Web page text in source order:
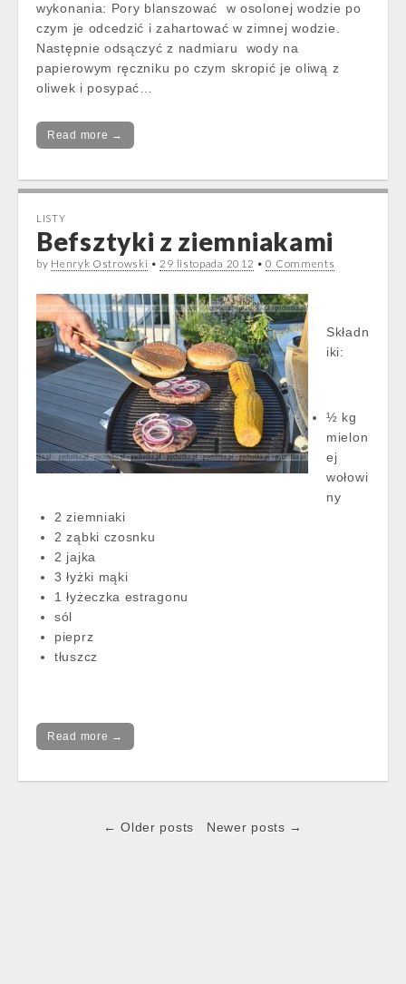
wykonania: Pory blanszować w osolonej wodzie po
czym je odcedzić i zahartować w zimnej wodzie.
Następnie odsączyć z nadmiaru wody na
papierowym ręczniku po czym skropić je oliwą z
oliwek i posypać…
Read more →
LISTY
Befsztyki z ziemniakami
by Henryk Ostrowski •29 listopada 2012 •0 Comments
Składn
iki:
½ kg
mielon
ej
wołowi
ny
2 ziemniaki
2 ząbki czosnku
2 jajka
3 łyżki mąki
1 łyżeczka estragonu
sól
pieprz
tłuszcz
Read more →
← Older posts Newer posts →